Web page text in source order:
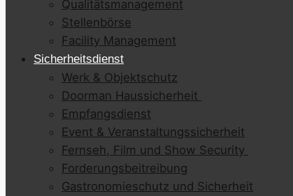
Qualitätsmanagement
Stellenbörse
Facility Management
Sicherheitsdienst
Werk & Objektschutz
Doorman Haussicherheit
Empfangsdienst
Event & Veranstaltungssicherheit
Fernseh, Film und Show Security
Forderungsbeitreibung
Gastronomieschutz und Sicherheit